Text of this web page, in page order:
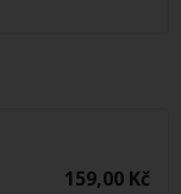
159,00 Kč